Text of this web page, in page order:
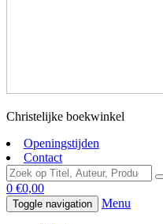
Christelijke boekwinkel
Openingstijden
Contact
0 €0,00
Toggle navigation Menu